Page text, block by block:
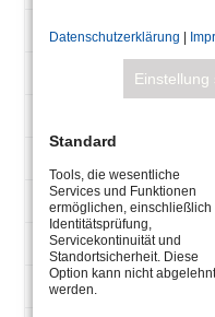
Datenschutzerklärung |
Einstellung
Standard
Tools, die wesentliche
Services und Funktionen
ermöglichen, einschließlich
Identitätsprüfung,
Servicekontinuität und
Standortsicherheit. Diese
Option kann nicht abgelehnt
werden.